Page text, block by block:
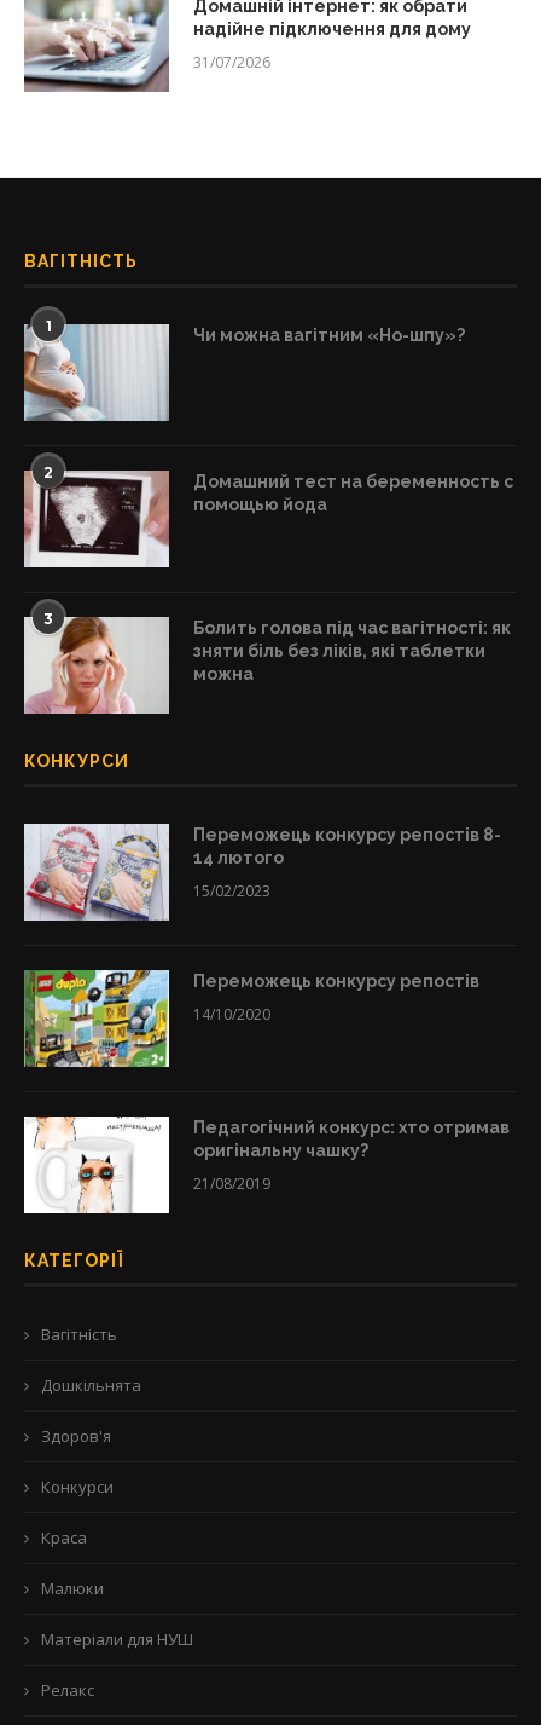
Домашній інтернет: як обрати
надійне підключення для дому
31/07/2026
ВАГІТНІСТЬ
1 Чи можна вагітним «Но-шпу»?
2
Домашний тест на беременность с
помощью йода
3
Болить голова під час вагітності: як
зняти біль без ліків, які таблетки
можна
КОНКУРСИ
Переможець конкурсу репостів 8-
14 лютого
15/02/2023
Переможець конкурсу репостів
14/10/2020
Педагогічний конкурс: хто отримав
оригінальну чашку?
21/08/2019
КАТЕГОРІЇ
Вагітність
Дошкільнята
Здоров'я
Конкурси
Краса
Малюки
Матеріали для НУШ
Релакс